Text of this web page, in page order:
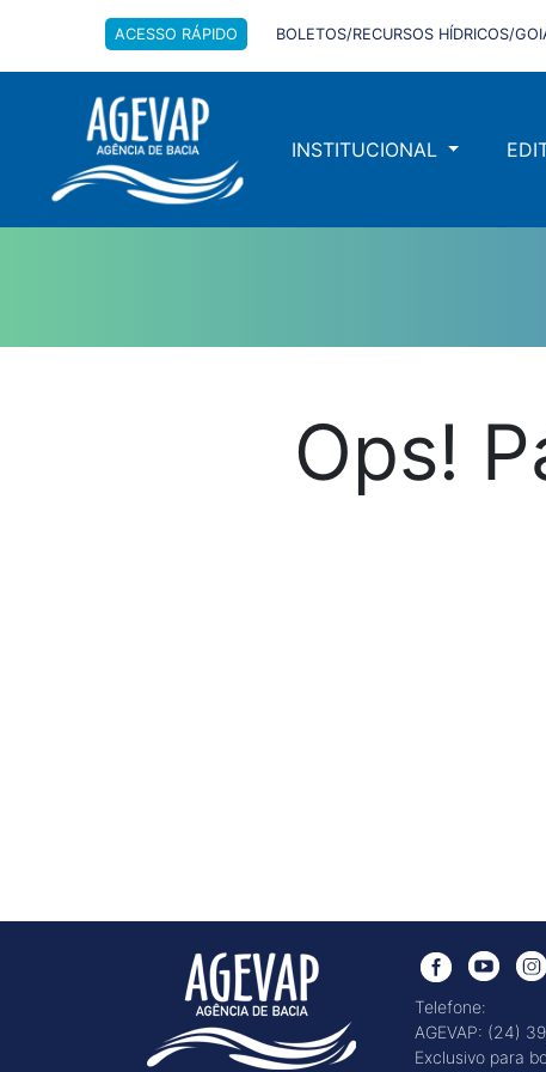
ACESSO RÁPIDO BOLETOS/RECURSOS HÍDRICOS/
INSTITUCIONAL
Ops!
Telefone:
AGEVAP: (24)
Exclusivo para